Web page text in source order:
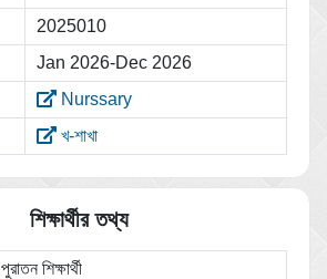
2025010
Jan 2026-Dec 2026
Nurssary
খ-শাখা
শিক্ষার্থীর তথ্য
পুরাতন শিক্ষার্থী